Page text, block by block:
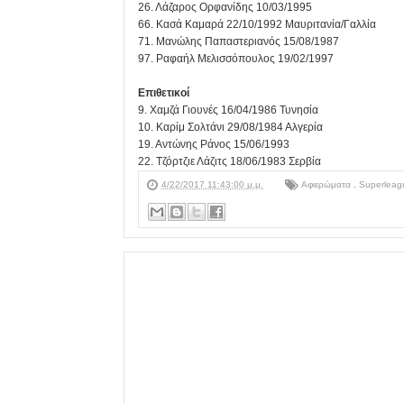
26. Λάζαρος Ορφανίδης 10/03/1995
66. Κασά Καμαρά 22/10/1992 Μαυριτανία/Γαλλία
71. Μανώλης Παπαστεριανός 15/08/1987
97. Ραφαήλ Μελισσόπουλος 19/02/1997
Επιθετικοί
9. Χαμζά Γιουνές 16/04/1986 Τυνησία
10. Καρίμ Σολτάνι 29/08/1984 Αλγερία
19. Αντώνης Ράνος 15/06/1993
22. Τζόρτζιε Λάζιτς 18/06/1983 Σερβία
4/22/2017 11:43:00 μ.μ. Αφιερώματα ,